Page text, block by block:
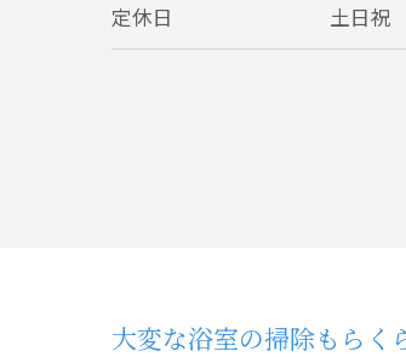
定休日 土日祝
大変な浴室の掃除もらく